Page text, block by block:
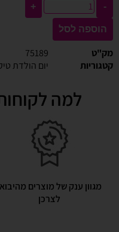
-
+
הוספה לסל
מק"ט
75189
קטגוריות
יום הולדת
למה
מגוון ענק של מוצרים
לצרכן